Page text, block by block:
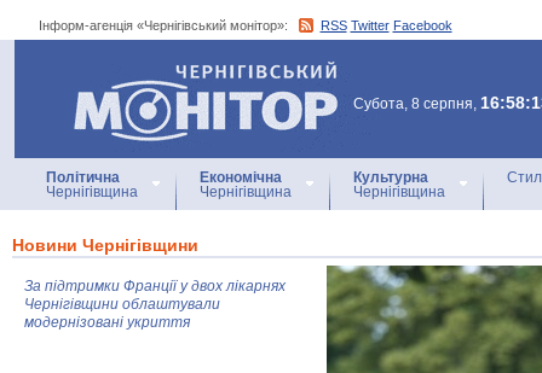
Інформ-агенція «Чернігівський монітор»: RSS Twitter Facebook
Інформ-агенція
«Чернігівський монітор»
Субота, 8 серпня,
Політична
Чернігівщина
Економічна
Чернігівщина
Культурна
Чернігівщина
Новини Чернігівщини
За підтримки Франції у двох лікарнях
Чернігівщини облаштували
модернізовані укриття